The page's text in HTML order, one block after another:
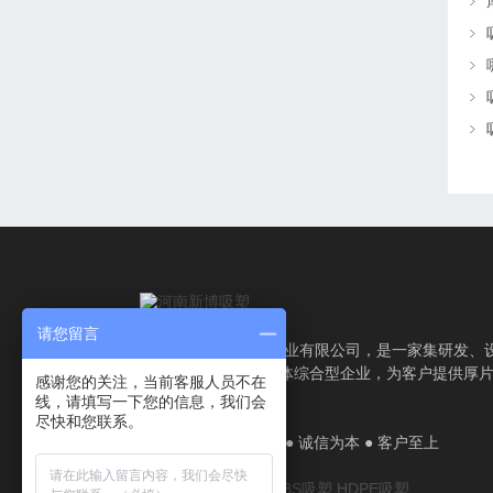
吸塑厂家-河南新博塑业有限公司，是一家集研发、
计、生产、服务为一体综合型企业，为客户提供厚
塑加工解决方案。
厂家直销 ● 质量认证 ● 诚信为本 ● 客户至上
厚片吸塑 ABS吸塑 HDPE吸塑
请您留言
感谢您的关注，当前客服人员不在
线，请填写一下您的信息，我们会
尽快和您联系。